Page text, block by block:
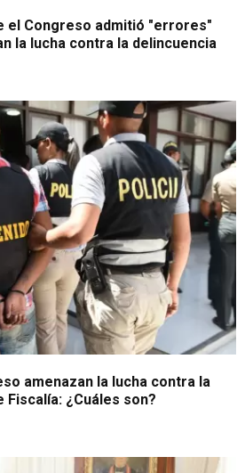
el Congreso admitió "errores"
la lucha contra la delincuencia
criminalidad
amenazan la lucha contra la
¿Cuáles son?